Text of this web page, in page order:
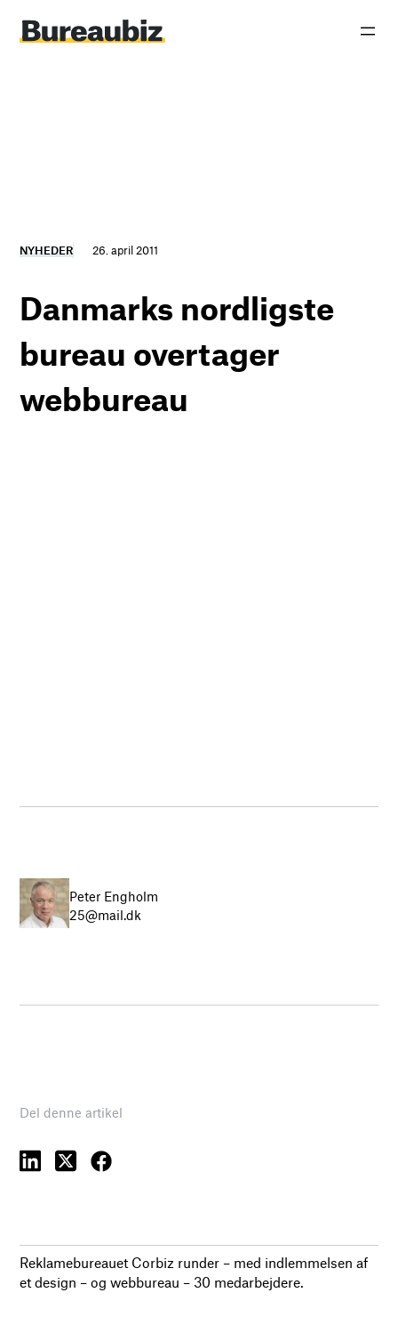
indhold
NYHEDER 26. april 2011
Danmarks nordligste
bureau overtager
webbureau
Peter Engholm
25@mail.dk
Del denne artikel
Reklamebureauet Corbiz runder – med indlemmelsen af
et design – og webbureau – 30 medarbejdere.